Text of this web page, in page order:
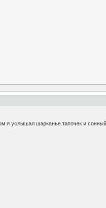
я услышал шарканье тапочек и